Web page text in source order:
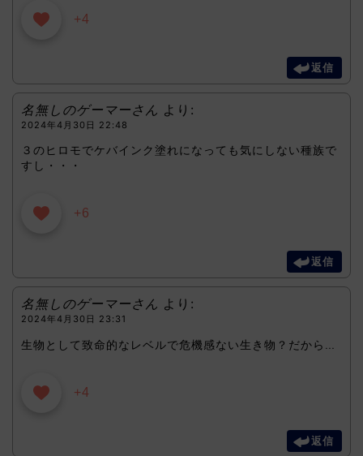
+4
返信
名無しのゲーマーさん より:
2024年4月30日 22:48
３のヒロモでケバインク塗れになっても気にしない種族で
すし・・・
+6
返信
名無しのゲーマーさん より:
2024年4月30日 23:31
生物として致命的なレベルで危機感ない生き物？だから…
+4
返信